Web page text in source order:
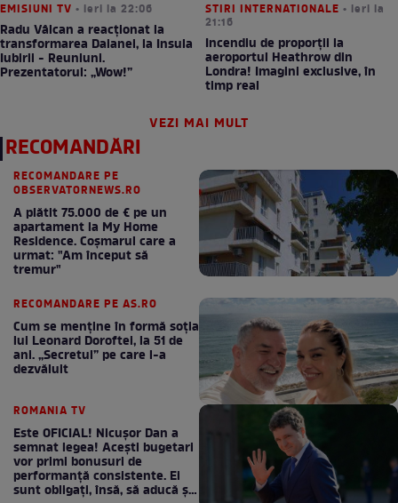
EMISIUNI TV • ieri la 22:06
Radu Vâlcan a reacționat la
transformarea Daianei, la Insula
Iubirii - Reuniuni.
Prezentatorul: „Wow!”
STIRI INTERNATIONALE • ieri la
21:16
Incendiu de proporții la
aeroportul Heathrow din
Londra! Imagini exclusive, în
timp real
VEZI MAI MULT
RECOMANDĂRI
RECOMANDARE PE
OBSERVATORNEWS.RO
A plătit 75.000 de € pe un
apartament la My Home
Residence. Coşmarul care a
urmat: "Am început să
tremur"
RECOMANDARE PE AS.RO
Cum se menţine în formă soţia
lui Leonard Doroftei, la 51 de
ani. „Secretul” pe care l-a
dezvăluit
ROMANIA TV
Este OFICIAL! Nicușor Dan a
semnat legea! Acești bugetari
vor primi bonusuri de
performanță consistente. Ei
sunt obligați, însă, să aducă și